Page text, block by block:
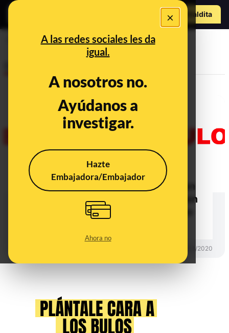
×
A las redes sociales les da
igual.
A nosotros no.
Ayúdanos a
investigar.
Hazte
Embajadora/Embajador
Ahora no
Hazte Maldita
patentado
No, un virus patentado en 2004 en
Estados Unidos no ha aparecido en
China 16 años después: es un tipo
07/03/2020